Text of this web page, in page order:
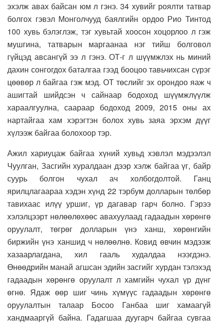
эхэлж авах байсан юм л гэнэ. 34 хувийг роялти татвар
болгох гэвэл Монголчууд баялгийн ордоо Рио Тинтод
100 хувь бэлэглэж, тэг хувьтай хоосон хоцорлоо л гэж
мушгина, татварын маргаанаа нэг тийш болговол
гүйцэд авсангүй ээ л гэнэ. ОТ-г л шүүмжлэх нь миний
дахин сонгогдох баталгаа гээд бооцоо тавьчихсан сүрэг
цөөвөр л байгаа гэж мэд. ОТ төслийг эх орондоо яаж ч
ашигтай шийдсэн ч сайнаар бодоход шүүмжлүүлж
хараалгуулна, саараар бодоход 2009, 2015 оны ах
нартайгаа хам хэрэгтэн болох хувь заяа эрхэм дүүг
хүлээж байгаа болохоор тэр.
Ажил хариуцаж байгаа хүний хувьд хэвлэл мэдээлэл
Чуулган, Засгийн хуралдаан дээр хэлж байгаа үг, байр
суурь болгон чухал ач холбогдолтой. Ганц
ярилцлагаараа хэдэн хүнд 22 тэрбум долларын төлбөр
тавихаас илүү уршиг, үр дагавар гарч болно. Гэрээ
хэлэлцээрт нөлөөлөхөөс авахуулаад гадаадын хөрөнгө
оруулалт, төгрөг долларын үнэ ханш, хөрөнгийн
биржийн үнэ ханшид ч нөлөөлнө. Ковид өвчин мэдээж
хазаарлагдана, хил гааль худалдаа нээгдэнэ.
Өнөөдрийн манай агшсан эдийн засгийг хурдан тэлэхэд
гадаадын хөрөнгө оруулалт л хамгийн чухал үр дүнг
өгнө. Ядаж өөр шиг чинь хүмүүс гадаадын хөрөнгө
оруулалтын талаар Босоо Ганбаа шиг хамаагүй
хандмааргүй байна. Гадагшаа дуугарч байгаа сувгаа